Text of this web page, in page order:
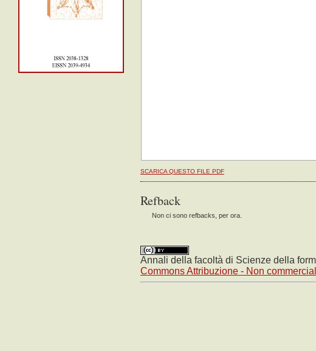
SCARICA QUESTO FILE PDF
Refback
Non ci sono refbacks, per ora.
Annali della facoltà di Scienze della
Commons Attribuzione - Non